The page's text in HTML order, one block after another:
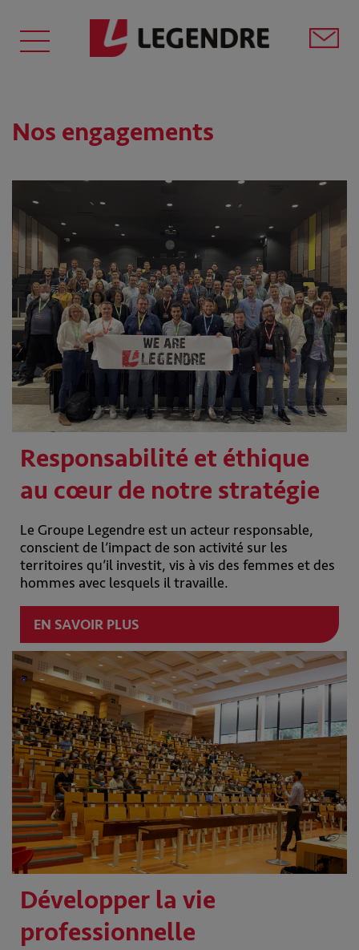
Nos engagements
Responsabilité et éthique
au cœur de notre stratégie
Le Groupe Legendre est un acteur responsable,
conscient de l’impact de son activité sur les
territoires qu’il investit, vis à vis des femmes et des
hommes avec lesquels il travaille.
EN SAVOIR PLUS
Développer la vie
professionnelle